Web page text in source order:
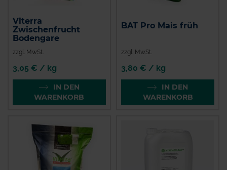
Viterra
Zwischenfrucht
Bodengare
zzgl. MwSt.
3,05 € / kg
IN DEN
WARENKORB
BAT Pro Mais früh
zzgl. MwSt.
3,80 € / kg
IN DEN
WARENKORB